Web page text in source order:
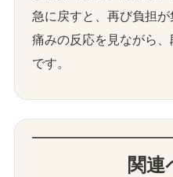
急に戻すと、再び負担が
痛みの反応を見ながら
です。
関連